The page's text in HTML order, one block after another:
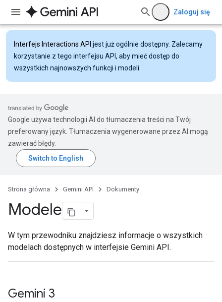
Zaloguj się
Interfejs Interactions API jest już ogólnie dostępny. Zalecamy
korzystanie z tego interfejsu API, aby mieć dostęp do
wszystkich najnowszych funkcji i modeli.
Google używa technologii AI do tłumaczenia treści na Twój
preferowany język. Tłumaczenia wygenerowane przez AI mogą
zawierać błędy.
Strona główna Gemini API Dokumenty
Modele
W tym przewodniku znajdziesz informacje o wszystkich
modelach dostępnych w interfejsie Gemini API.
Gemini 3